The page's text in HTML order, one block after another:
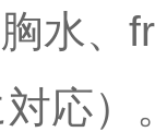
水、
応